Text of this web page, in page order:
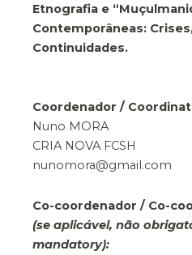
Etnografia e
Contemporâneas:
Continuidades.
Coordenador /
Nuno MORA
CRIA NOVA FCSH
nunomora@gmail.com
Co-coordenador / Co-
(se aplicável, não
mandatory):